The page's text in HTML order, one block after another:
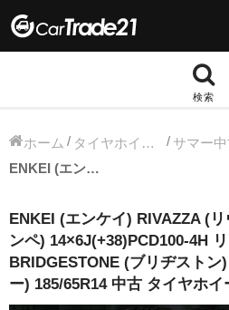
検索
冬タイヤホイール
13インチ：冬タイヤホイール
14インチ：冬タイヤホイール
ホーム タイヤホイールセット
ENKEI (エンケイ) RIVAZZA (リヴァッツァ) COMPE (コンペ) 14×6J(+38)PCD100-4H リメイク ダークシルバー BRIDGESTONE (ブリヂストン) NEXTRY (ネクストリー) 185/65R14 中古 タイヤホイール 4本 [14tas055]
ENKEI (エンケイ) RIVAZZA (
ンペ) 14×6J(+38)PCD100-4H
BRIDGESTONE (ブリヂストン
ー) 185/65R14 中古 タイヤホ